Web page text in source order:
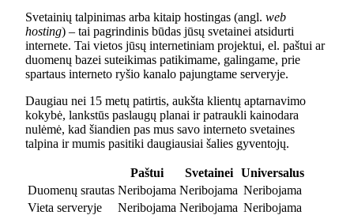
Svetainių talpinimas arba kitaip hostingas (angl. web
hosting) – tai pagrindinis būdas jūsų svetainei atsidurti
internete. Tai vietos jūsų internetiniam projektui, el. paštui ar
duomenų bazei suteikimas patikimame, galingame, prie
spartaus interneto ryšio kanalo pajungtame serveryje.
Daugiau nei 15 metų patirtis, aukšta klientų aptarnavimo
kokybė, lankstūs paslaugų planai ir patraukli kainodara
nulėmė, kad šiandien pas mus savo interneto svetaines
talpina ir mumis pasitiki daugiausiai šalies gyventojų.
Paštui Svetainei
Universalus
Duomenų srautas Neribojama Neribojama Neribojama
Vieta serveryje
Neribojama Neribojama Neribojama